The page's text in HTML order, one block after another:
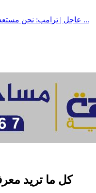
عاجل | ترامب: نحن مستعدون لشن هجوم ضد إيران إذا استدعت الضرورة ...
كل ما تريد